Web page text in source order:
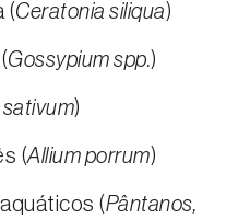
(Ceratonia siliqua)
Gossypium spp.)
sativum)
(Allium porrum)
(Pântanos,